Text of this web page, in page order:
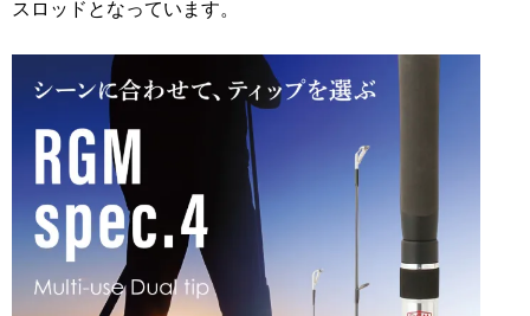
スロッドとなっています。